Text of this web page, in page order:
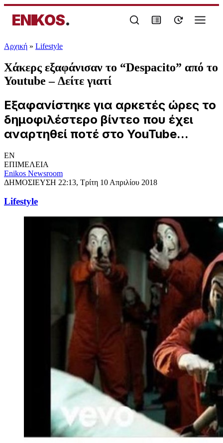
ENIKOS.
Αρχική » Lifestyle
Χάκερς εξαφάνισαν το “Despacito” από το
Youtube – Δείτε γιατί
Εξαφανίστηκε για αρκετές ώρες το
δημοφιλέστερο βίντεο που έχει
αναρτηθεί ποτέ στο YouTube...
EN
ΕΠΙΜΕΛΕΙΑ
Enikos Newsroom
ΔΗΜΟΣΙΕΥΣΗ 22:13, Τρίτη 10 Απριλίου 2018
Lifestyle